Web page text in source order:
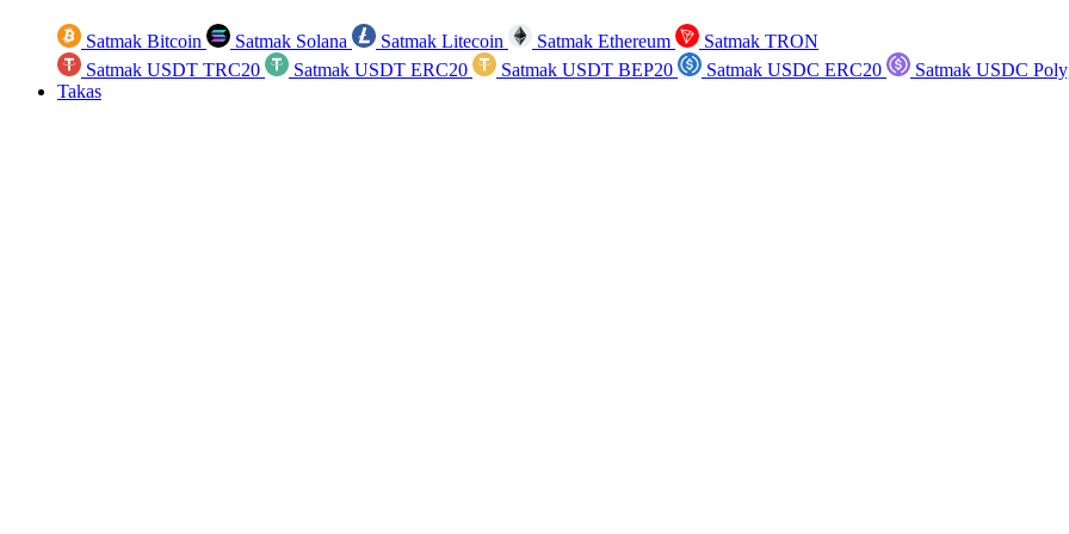
Satmak Bitcoin Satmak Solana Satmak Litecoin Satmak Ethereum
Satmak TRON
Satmak USDT TRC20
Satmak USDT ERC20 Satmak USDT BEP20 Satmak USDC ERC20
Satmak USDC
Takas